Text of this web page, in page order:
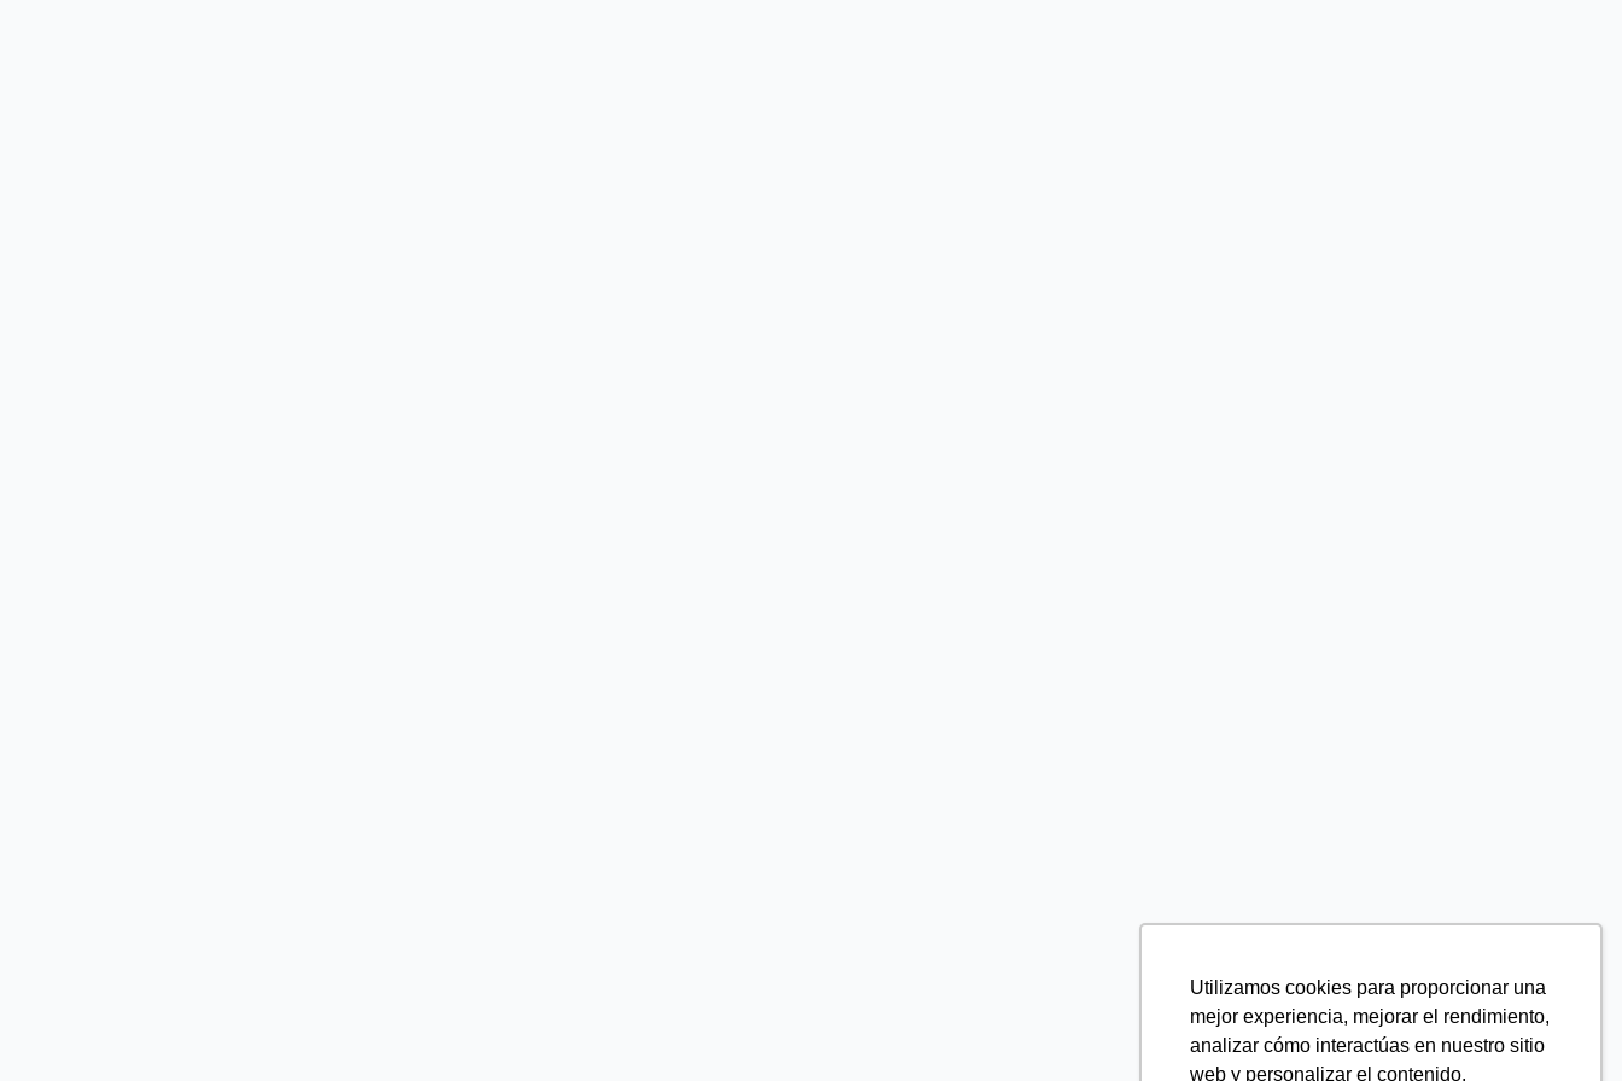
Utilizamos cookies para proporcionar una
mejor experiencia, mejorar el rendimiento,
analizar cómo interactúas en nuestro sitio
web y personalizar el contenido.